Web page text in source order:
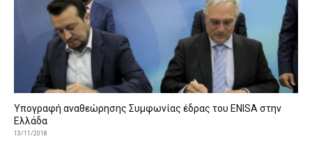
Υπογραφή αναθεώρησης Συμφωνίας έδρας του ENISA στην
Ελλάδα
13/11/2018